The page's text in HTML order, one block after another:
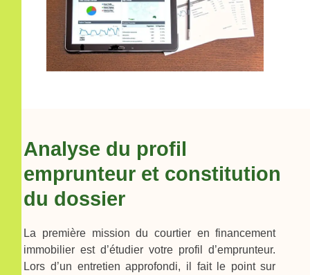
Analyse du profil
emprunteur et constitution
du dossier
La première mission du courtier en financement
immobilier est d’étudier votre profil d’emprunteur.
Lors d’un entretien approfondi, il fait le point sur